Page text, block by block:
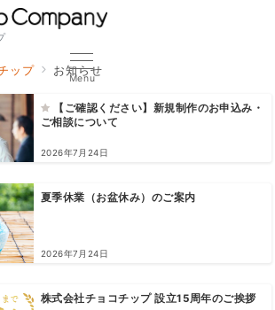
Menu
ップ お知らせ
【ご確認ください】新規制作のお申込み・
ご相談について
2026年7月24日
夏季休業（お盆休み）のご案内
2026年7月24日
株式会社チョコチップ 設立15周年のご挨拶